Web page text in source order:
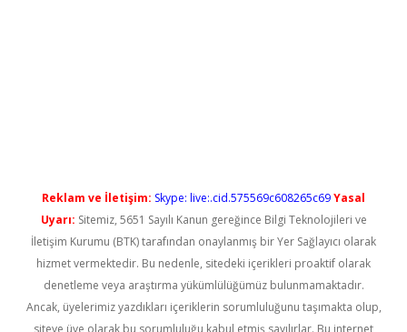
Reklam ve İletişim: Skype: live:.cid.575569c608265c69Yasal
Uyarı: Sitemiz, 5651 Sayılı Kanun gereğince Bilgi Teknolojileri ve
İletişim Kurumu (BTK) tarafından onaylanmış bir Yer Sağlayıcı olarak
hizmet vermektedir. Bu nedenle, sitedeki içerikleri proaktif olarak
denetleme veya araştırma yükümlülüğümüz bulunmamaktadır.
Ancak, üyelerimiz yazdıkları içeriklerin sorumluluğunu taşımakta olup,
siteye üye olarak bu sorumluluğu kabul etmiş sayılırlar. Bu internet